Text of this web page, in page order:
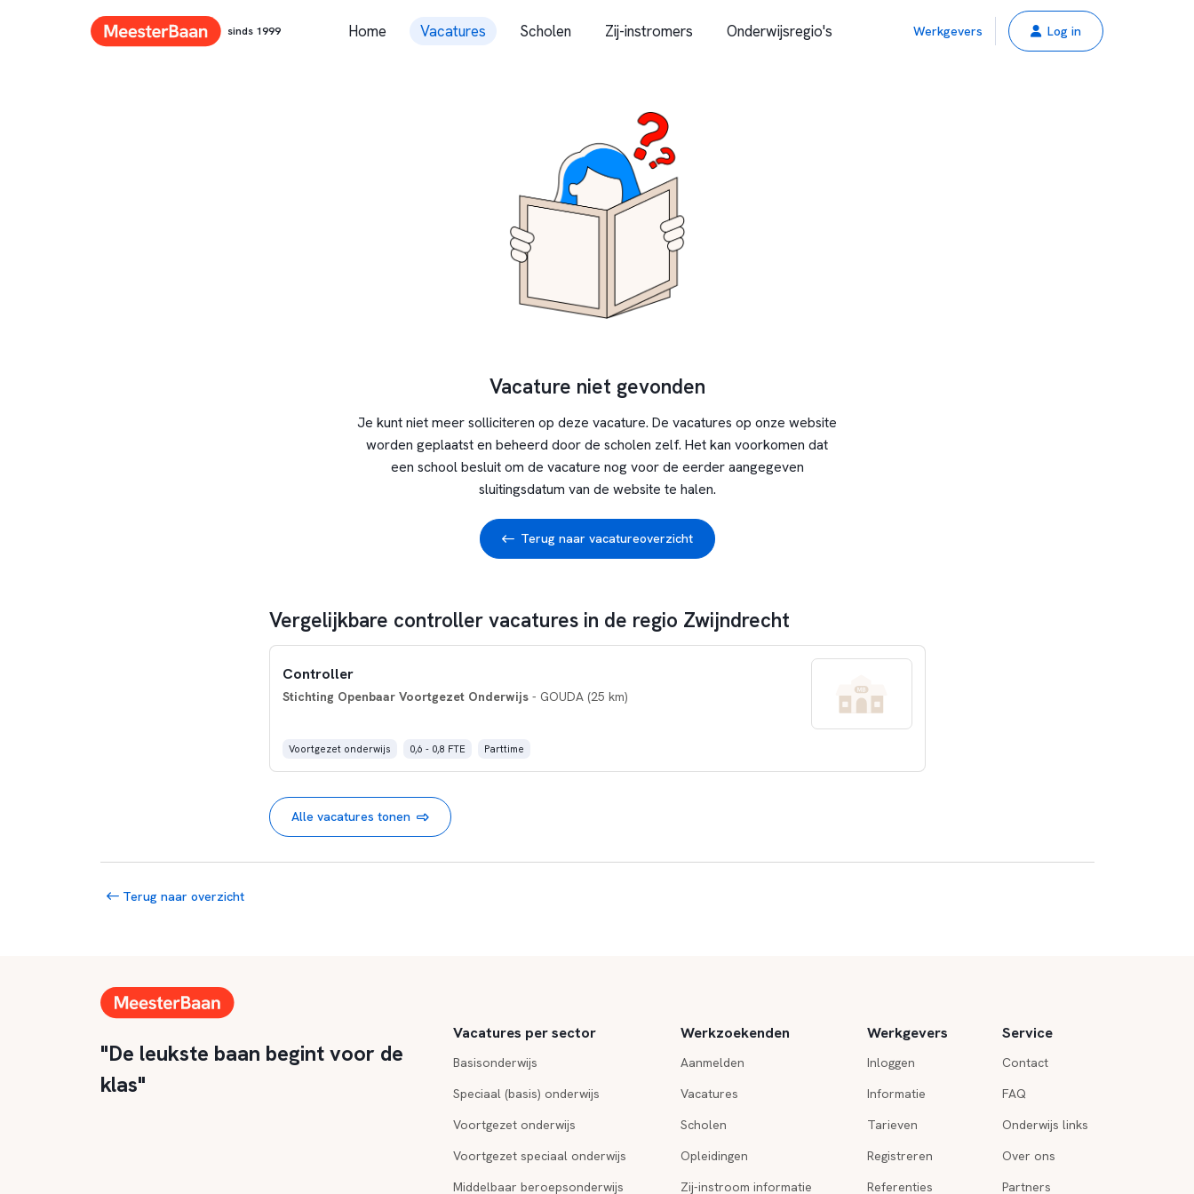
sinds 1999 Home Vacatures Scholen Zij-instromers Onderwijsregio's Werkgevers Log in
Vacature niet gevonden
Je kunt niet meer solliciteren op deze vacature. De vacatures op onze website
worden geplaatst en beheerd door de scholen zelf. Het kan voorkomen dat
een school besluit om de vacature nog voor de eerder aangegeven
sluitingsdatum van de website te halen.
Terug naar vacatureoverzicht
Vergelijkbare controller vacatures in de regio Zwijndrecht
Controller
Stichting Openbaar Voortgezet Onderwijs- GOUDA (25 km)
Voortgezet onderwijs 0,6 - 0,8 FTE Parttime
Alle vacatures tonen
Terug naar overzicht
"De leukste baan begint voor de
klas"
Vacatures per sector
Basisonderwijs
Speciaal (basis) onderwijs
Voortgezet onderwijs
Voortgezet speciaal onderwijs
Middelbaar beroepsonderwijs
Werkzoekenden
Aanmelden
Vacatures
Scholen
Opleidingen
Zij-instroom informatie
Werkgevers
Inloggen
Informatie
Tarieven
Registreren
Referenties
Service
Contact
FAQ
Onderwijs links
Over ons
Partners